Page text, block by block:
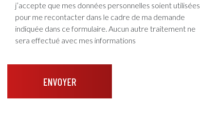
j’accepte que mes données personnelles soient utilisées
pour me recontacter dans le cadre de ma demande
indiquée dans ce formulaire. Aucun autre traitement ne
sera effectué avec mes informations